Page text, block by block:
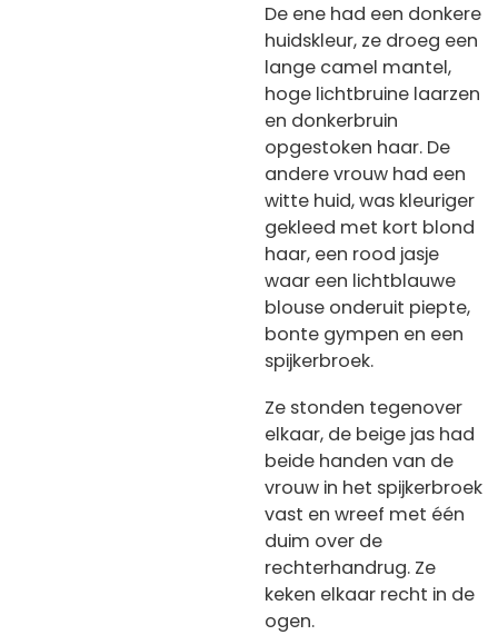
De ene had een donkere
huidskleur, ze droeg een
lange camel mantel,
hoge lichtbruine laarzen
en donkerbruin
opgestoken haar. De
andere vrouw had een
witte huid, was kleuriger
gekleed met kort blond
haar, een rood jasje
waar een lichtblauwe
blouse onderuit piepte,
bonte gympen en een
spijkerbroek.
Ze stonden tegenover
elkaar, de beige jas had
beide handen van de
vrouw in het spijkerbroek
vast en wreef met één
duim over de
rechterhandrug. Ze
keken elkaar recht in de
ogen.